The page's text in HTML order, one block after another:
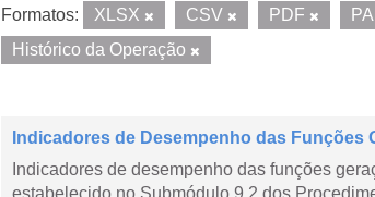
Formatos: XLSX CSV PDF
Histórico da Operação
Indicadores de Desempenho das Funções
Indicadores de desempenho das funções
estabelecido no Submódulo 9.2 dos